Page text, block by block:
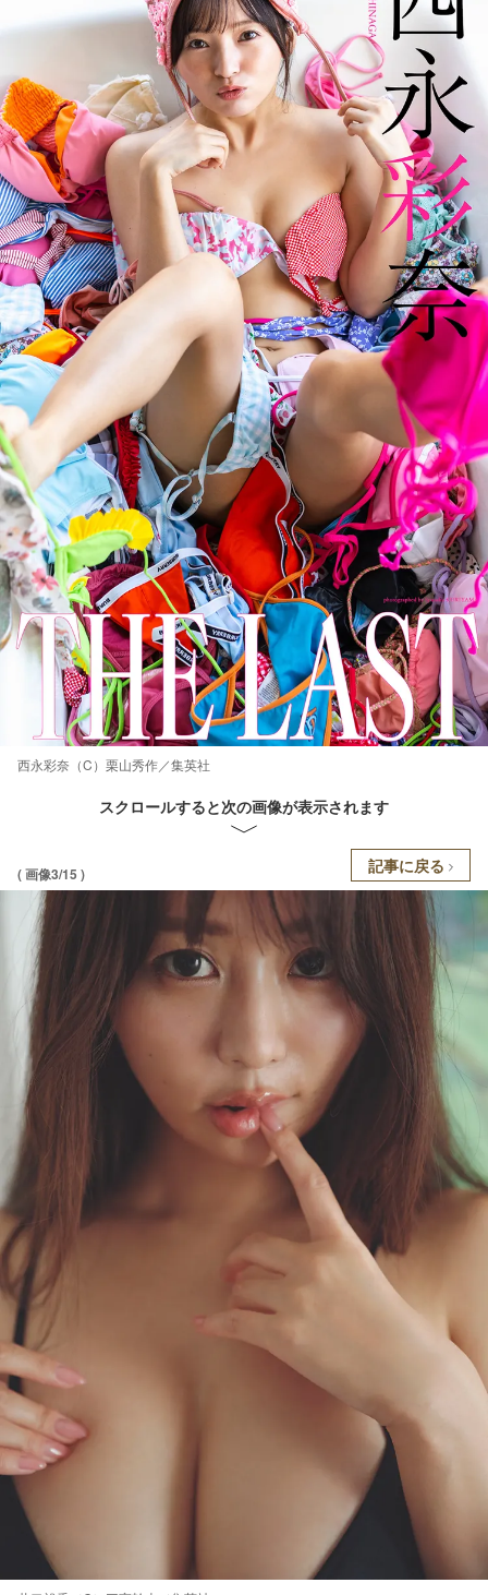
西永彩奈（C）栗山秀作／集英社
スクロールすると次の画像が表示されます
( 画像3/15 ) 記事に戻る